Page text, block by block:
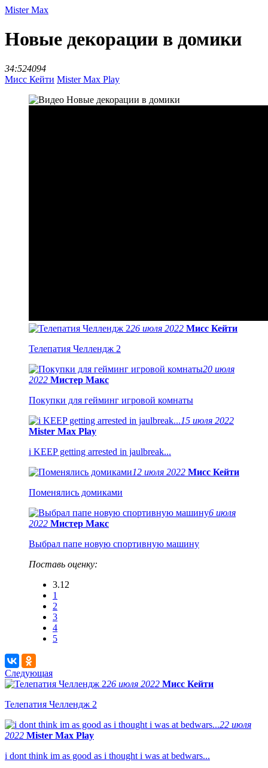
Mister Max
Новые декорации в домики
34:524094
Мисс Кейти Mister Max Play
26 июля 2022 Мисс Кейти
Телепатия Челлендж 2
20 июля
2022 Мистер Макс
Покупки для гейминг игровой комнаты
15 июля 2022
Mister Max Play
i KEEP getting arrested in jaulbreak...
12 июля 2022 Мисс Кейти
Поменялись домиками
6 июля
2022 Мистер Макс
Выбрал папе новую спортивную машину
Поставь оценку:
3.12
1
2
3
4
5
Следующая
26 июля 2022 Мисс Кейти
Телепатия Челлендж 2
22 июля
2022 Mister Max Play
i dont think im as good as i thought i was at bedwars...